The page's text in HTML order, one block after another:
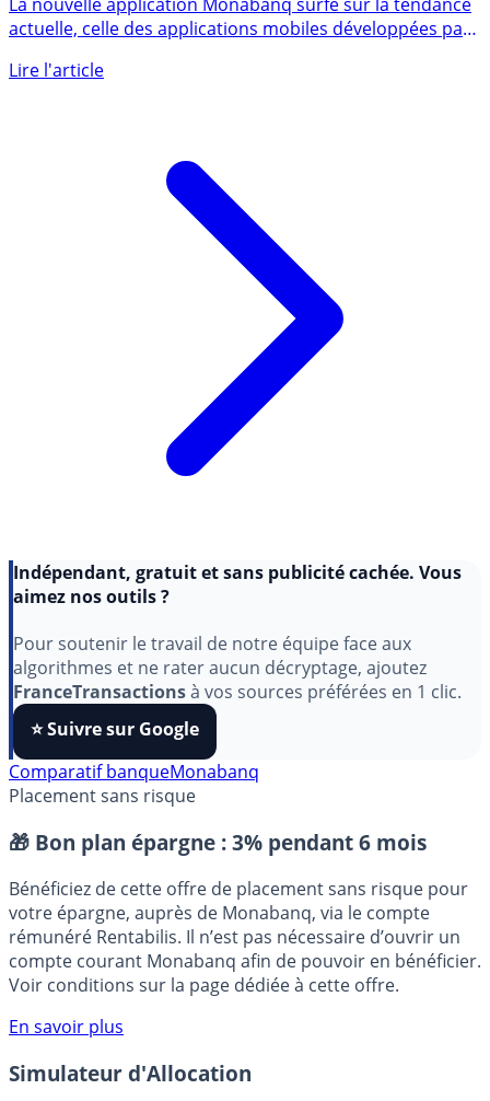
utiles !
La nouvelle application Monabanq surfe sur la tendance
actuelle, celle des applications mobiles développées par
les (...)
Indépendant, gratuit et sans publicité cachée. Vous
Pour soutenir le travail de notre équipe face aux
algorithmes et ne rater aucun décryptage, ajoutez
FranceTransactionsà vos sources préférées en 1 clic.
⭐️ Suivre sur Google
Comparatif banqueMonabanq
Placement sans risque
🎁 Bon plan épargne : 3% pendant 6 mois
Bénéficiez de cette offre de placement sans risque pour
votre épargne, auprès de Monabanq, via le compte
rémunéré Rentabilis. Il n’est pas nécessaire d’ouvrir un
compte courant Monabanq afin de pouvoir en bénéficier.
Voir conditions sur la page dédiée à cette offre.
En savoir plus